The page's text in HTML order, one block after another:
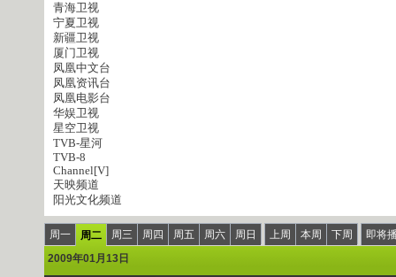
青海卫视
宁夏卫视
新疆卫视
厦门卫视
凤凰中文台
凤凰资讯台
凤凰电影台
华娱卫视
星空卫视
TVB-星河
TVB-8
Channel[V]
天映频道
阳光文化频道
周一 周二 周三 周四 周五 周六 周日 上周 本周 下周
即将
2009年01月13日